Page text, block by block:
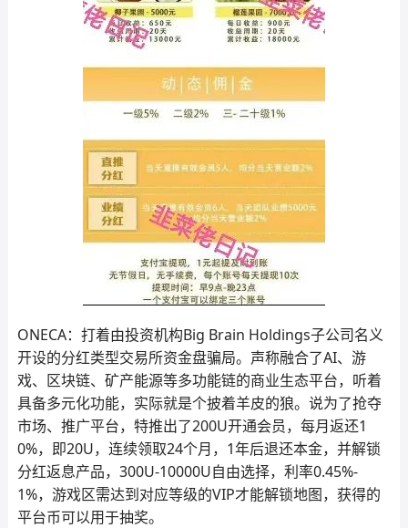
ONECA：打着由投资机构Big Brain Holdings子公司名义
开设的分红类型交易所资金盘骗局。声称融合了AI、游
戏、区块链、矿产能源等多功能链的商业生态平台，听着
具备多元化功能，实际就是个披着羊皮的狼。说为了抢夺
市场、推广平台，特推出了200U开通会员，每月返还1
0%，即20U，连续领取24个月，1年后退还本金，并解锁
分红返息产品，300U-10000U自由选择，利率0.45%-
1%，游戏区需达到对应等级的VIP才能解锁地图，获得的
平台币可以用于抽奖。